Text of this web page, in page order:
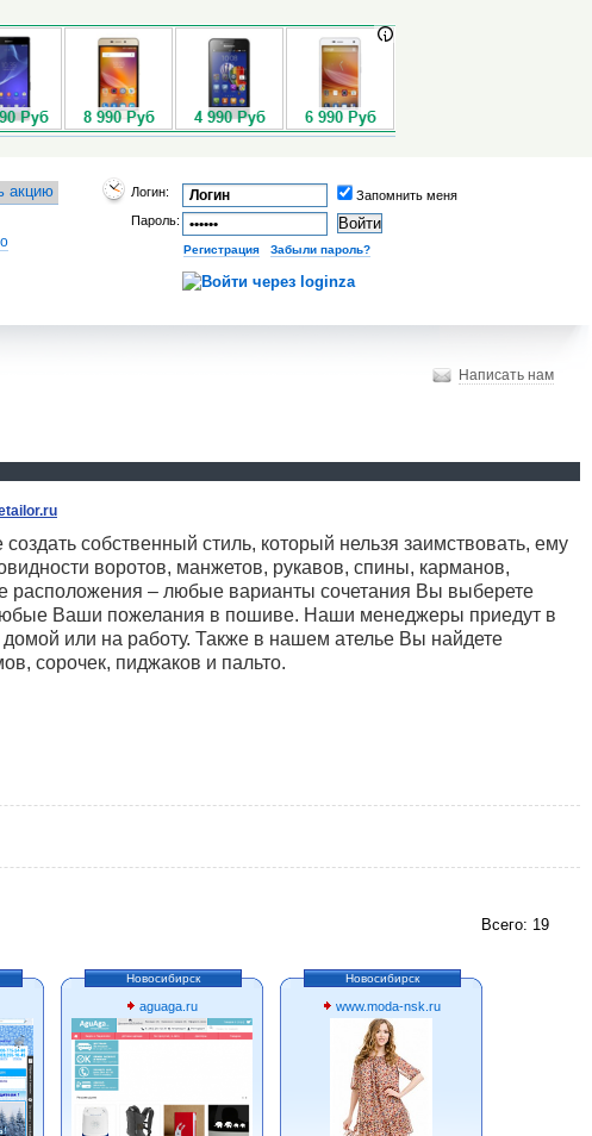
акцию Логин:
Запомнить меня
Пароль:
Регистрация| Забыли пароль?
Написать нам
собственный стиль, который нельзя заимствовать, ему
воротов, манжетов, рукавов, спины, карманов,
расположения – любые варианты сочетания Вы выберете
Ваши пожелания в пошиве. Наши менеджеры приедут в
или на работу. Также в нашем ателье Вы найдете
сорочек, пиджаков и пальто.
Всего: 19
Новосибирск
aguaga.ru
Новосибирск
www.moda-nsk.ru